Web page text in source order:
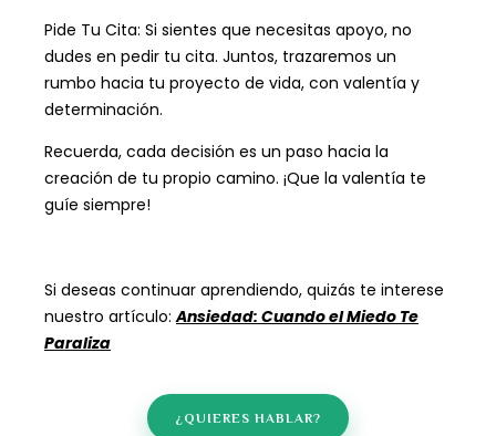
Pide Tu Cita: Si sientes que necesitas apoyo, no
dudes en pedir tu cita. Juntos, trazaremos un
rumbo hacia tu proyecto de vida, con valentía y
determinación.
Recuerda, cada decisión es un paso hacia la
creación de tu propio camino. ¡Que la valentía te
guíe siempre!
Si deseas continuar aprendiendo, quizás te interese
nuestro artículo:Ansiedad: Cuando el Miedo Te
Paraliza
¿QUIERES HABLAR?